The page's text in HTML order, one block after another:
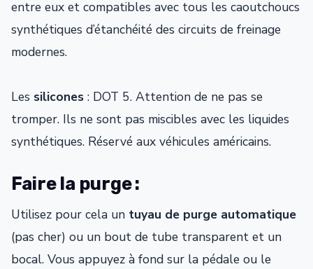
entre eux et compatibles avec tous les caoutchoucs
synthétiques d’étanchéité des circuits de freinage
modernes.
Les silicones : DOT 5. Attention de ne pas se
tromper. Ils ne sont pas miscibles avec les liquides
synthétiques. Réservé aux véhicules américains.
Faire la purge :
Utilisez pour cela un tuyau de purge automatique
(pas cher) ou un bout de tube transparent et un
bocal. Vous appuyez à fond sur la pédale ou le